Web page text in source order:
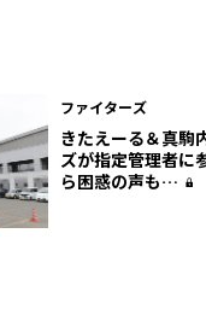
ファイターズ
きたえーる＆真駒
ズが指定管理者に
ら困惑の声も…